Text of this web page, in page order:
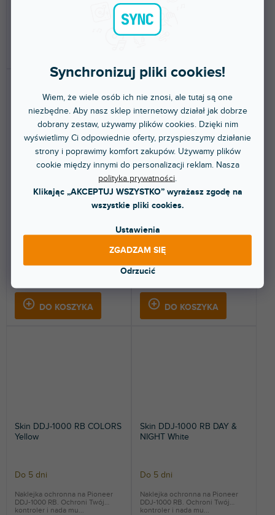
Synchronizuj pliki cookies!
Wiem, że wiele osób ich nie znosi, ale tutaj są one
niezbędne. Aby nasz sklep internetowy działał jak dobrze
dobrany zestaw, używamy plików cookies. Dzięki nim
wyświetlimy Ci odpowiednie oferty, przyspieszymy działanie
strony i poprawimy komfort zakupów. Używamy plików
cookie między innymi do personalizacji reklam. Nasza
polityka prywatności
Klikając „AKCEPTUJ WSZYSTKO” wyrażasz zgodę na
wszystkie pliki cookies.
Ustawienia
Odrzucić
ZGADZAM SIĘ
367 zł
Skin DDJ-1000 RB COLORS
DO KOSZYKA
Naklejka ochronna na Pioneer
Skin DDJ-1000 RB COLORS
Blue
DO KOSZYKA
Naklejka ochronna na Pioneer
DDJ-1000 RB. Ochroni Twój
kontroler i nada mu...
Skin DDJ-1000 RB COLORS
Yellow
Do 5 dni
Naklejka ochronna na Pioneer
DDJ-1000 RB. Ochroni Twój
kontroler i nada mu...
Skin DDJ-1000 RB DAY &
NIGHT White
Do 5 dni
Naklejka ochronna na Pioneer
DDJ-1000 RB. Ochroni Twój
kontroler i nada mu...